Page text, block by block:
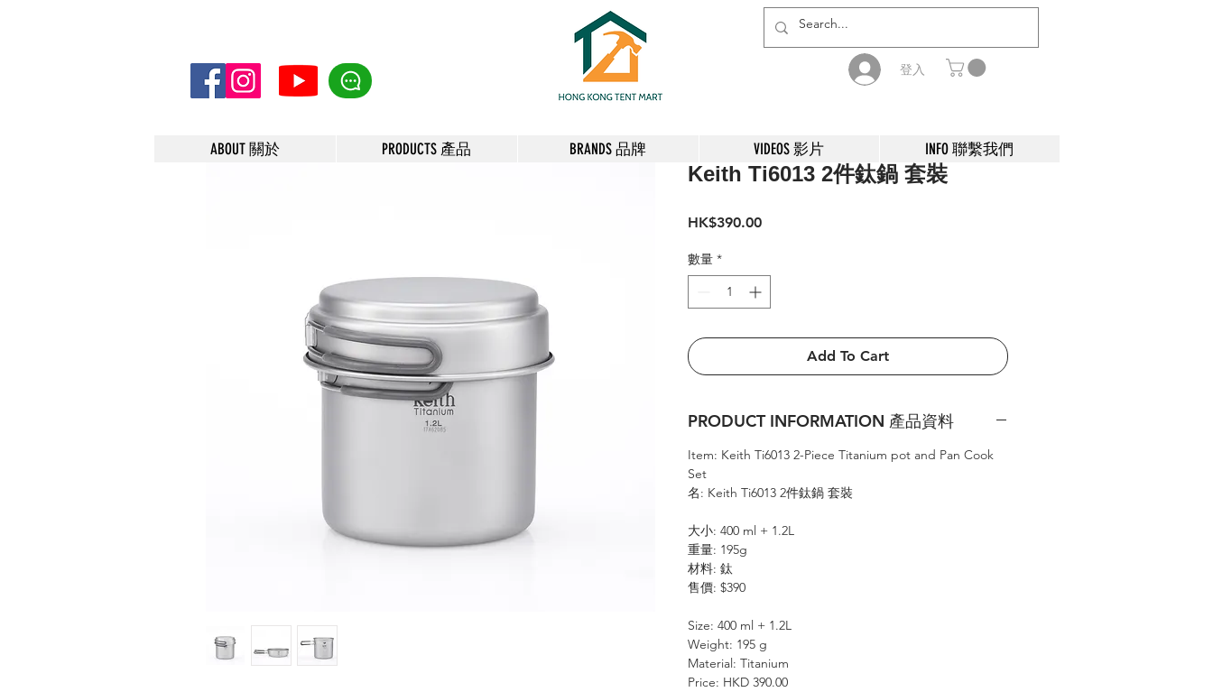
登入
ABOUT 關於 PRODUCTS 產品 BRANDS 品牌 VIDEOS 影片 INFO 聯繫我們
Keith Ti6013 2件鈦鍋 套裝
HK$390.00價
數量 *
Add To Cart
PRODUCT INFORMATION 產品資料
Item: Keith Ti6013 2-Piece Titanium pot and Pan Cook
Set
名: Keith Ti6013 2件鈦鍋 套裝
大小: 400 ml + 1.2L
重量: 195g
材料: 鈦
售價: $390
Size: 400 ml + 1.2L
Weight: 195 g
Material: Titanium
Price: HKD 390.00